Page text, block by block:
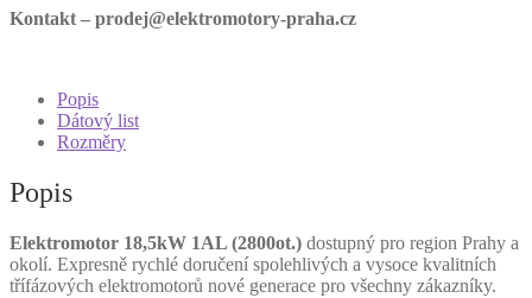
Kontakt – prodej@elektromotory-praha.cz
Popis
Dátový list
Rozměry
Popis
Elektromotor 18,5kW 1AL (2800ot.) dostupný pro region Prahy a
okolí. Expresně rychlé doručení spolehlivých a vysoce kvalitních
třífázových elektromotorů nové generace pro všechny zákazníky.